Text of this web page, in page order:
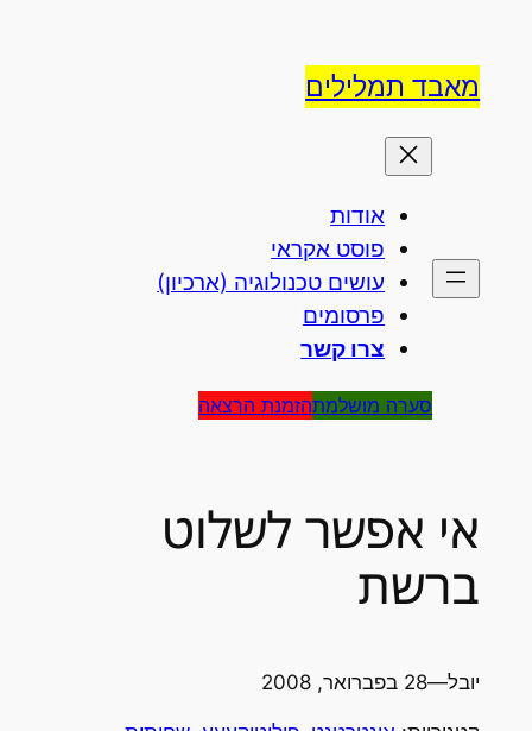
מאבד תמלילים
אודות
פוסט אקראי
עושים טכנולוגיה (ארכיון)
פרסומים
צרו קשר
סערה מושלמתהזמנת הרצאה
אי אפשר לשלוט
ברשת
יובל—28 בפברואר, 2008